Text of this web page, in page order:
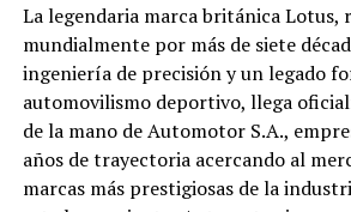
La legendaria marca británica Lotus,
mundialmente por más de siete
ingeniería de precisión y un legado
automovilismo deportivo, llega
de la mano de Automotor S.A.,
años de trayectoria acercando al
marcas más prestigiosas de la